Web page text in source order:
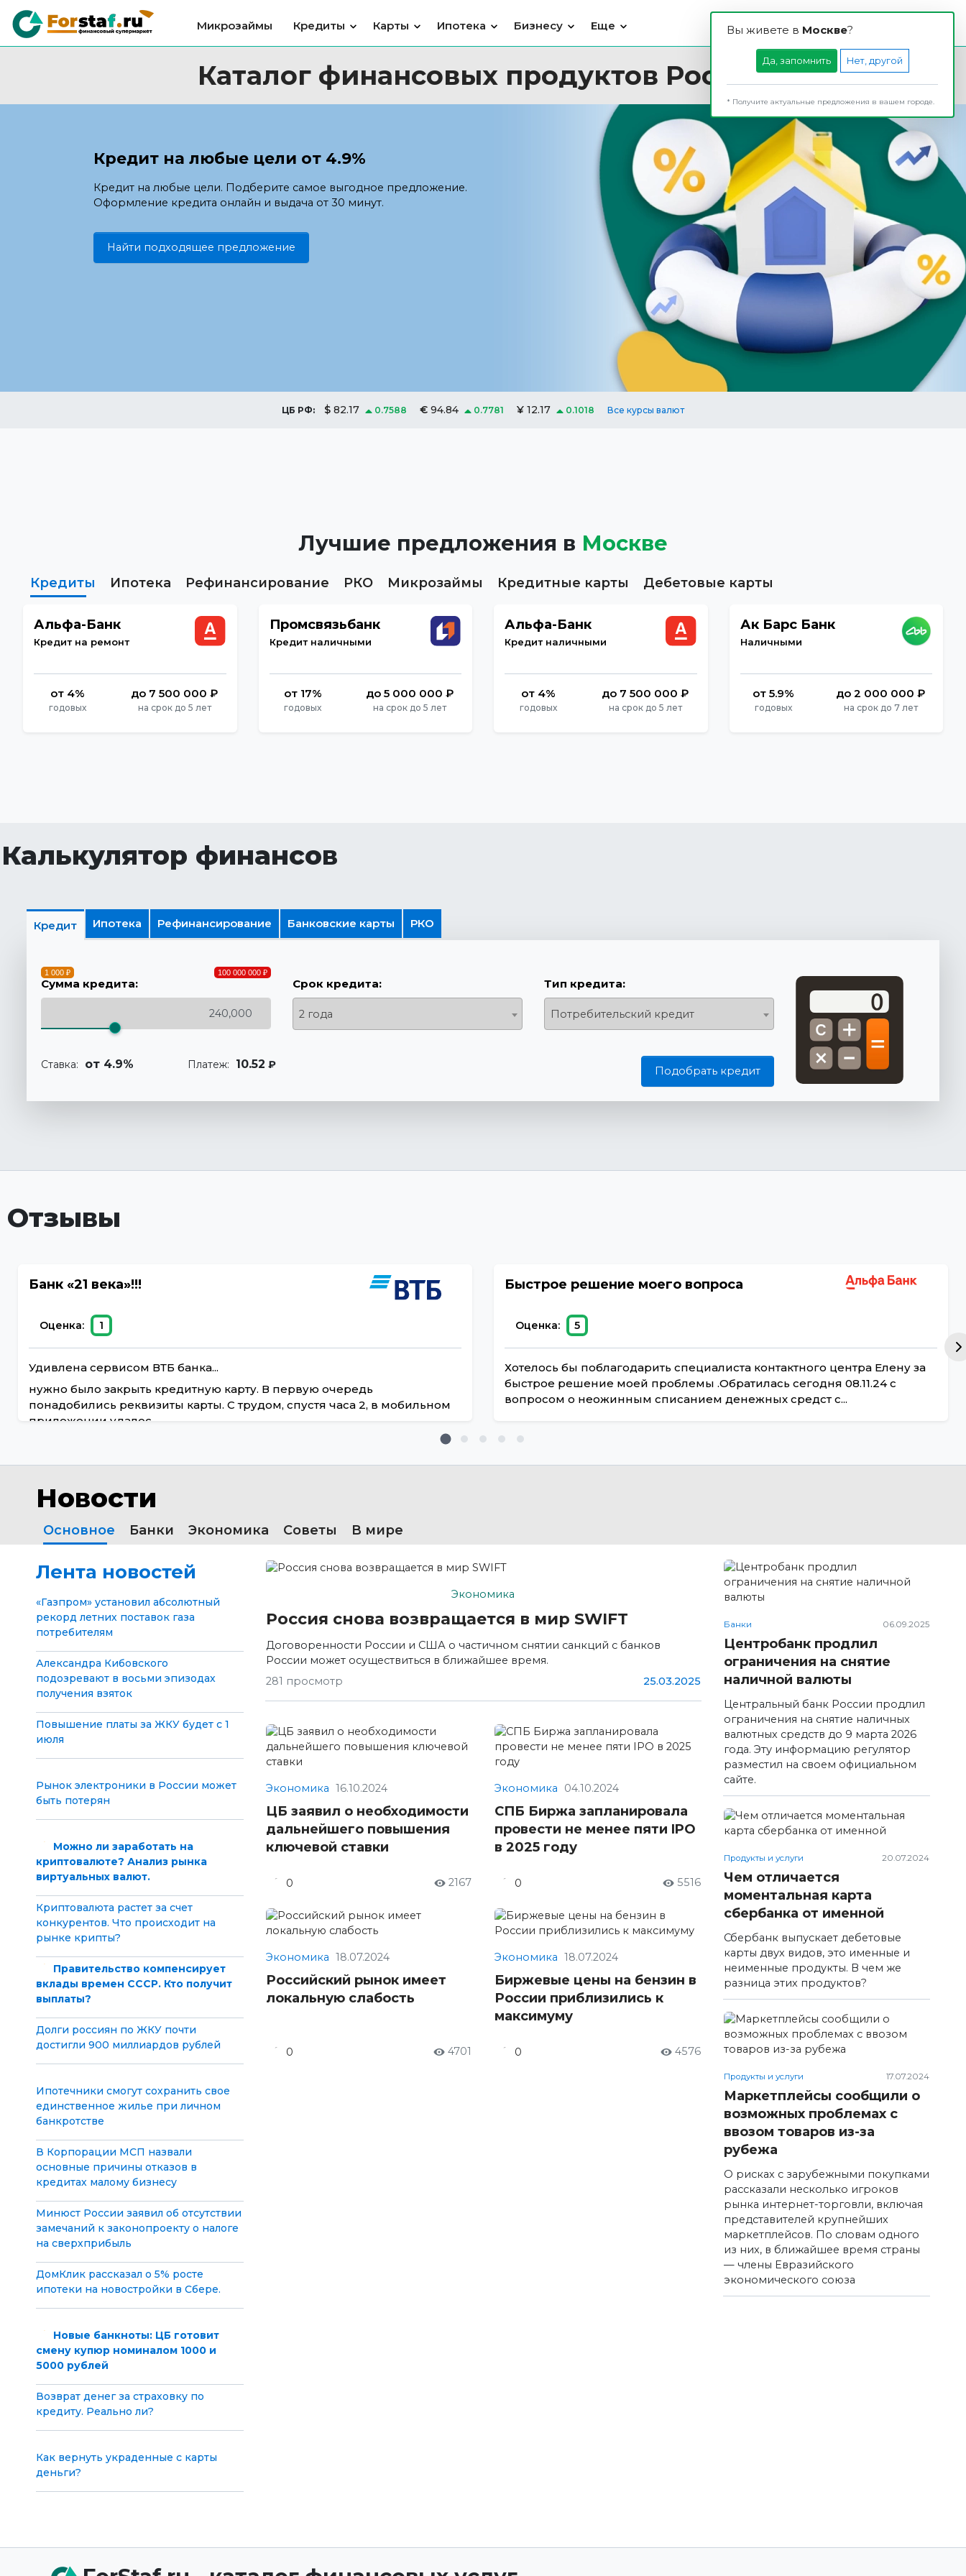
Микрозаймы Кредиты Карты Ипотека Бизнесу Еще Вы живете в Москвe?
Да, запомнить Нет, другой
* Получите актуальные предложения в вашем городе.
Каталог финансовых продуктов России
Кредит на любые цели от 4.9%
Кредит на любые цели. Подберите самое выгодное предложение.
Оформление кредита онлайн и выдача от 30 минут.
Найти подходящее предложение
ЦБ РФ: $ 82.17 0.7588 € 94.84 0.7781 ¥ 12.17 0.1018 Все курсы валют
Лучшие предложения в Москве
Кредиты Ипотека Рефинансирование РКО Микрозаймы Кредитные карты Дебетовые карты
Альфа-Банк
Кредит на ремонт
от 4%
годовых
до 7 500 000 ₽
на срок до 5 лет
Промсвязьбанк
Кредит наличными
от 17%
годовых
до 5 000 000 ₽
на срок до 5 лет
Альфа-Банк
Кредит наличными
от 4%
годовых
до 7 500 000 ₽
на срок до 5 лет
Ак Барс Банк
Наличными
от 5.9%
годовых
до 2 000 000 ₽
на срок до 7 лет
Калькулятор финансов
Кредит Ипотека Рефинансирование Банковские карты РКО
Сумма кредита:
1 000 ₽ 100 000 000 ₽
Срок кредита:
2 года
Тип кредита:
Потребительский кредит
Ставка: от 4.9% Платеж: 10.52 ₽ Подобрать кредит
Отзывы
Банк «21 века»!!!
Оценка: 1
Удивлена сервисом ВТБ банка...
нужно было закрыть кредитную карту. В первую очередь
понадобились реквизиты карты. С трудом, спустя часа 2, в мобильном
приложении удалос...
Быстрое решение моего вопроса
Оценка: 5
Хотелось бы поблагодарить специалиста контактного центра Елену за
быстрое решение моей проблемы .Обратилась сегодня 08.11.24 с
вопросом о неожинным списанием денежных средст с...
Новости
Основное Банки Экономика Советы В мире
Лента новостей
«Газпром» установил абсолютный
рекорд летних поставок газа
потребителям
Александра Кибовского
подозревают в восьми эпизодах
получения взяток
Повышение платы за ЖКУ будет с 1
июля
Рынок электроники в России может
быть потерян
Можно ли заработать на
криптовалюте? Анализ рынка
виртуальных валют.
Криптовалюта растет за счет
конкурентов. Что происходит на
рынке крипты?
Правительство компенсирует
вклады времен СССР. Кто получит
выплаты?
Долги россиян по ЖКУ почти
достигли 900 миллиардов рублей
Ипотечники смогут сохранить свое
единственное жилье при личном
банкротстве
В Корпорации МСП назвали
основные причины отказов в
кредитах малому бизнесу
Минюст России заявил об отсутствии
замечаний к законопроекту о налоге
на сверхприбыль
ДомКлик рассказал о 5% росте
ипотеки на новостройки в Сбере.
Новые банкноты: ЦБ готовит
смену купюр номиналом 1000 и
5000 рублей
Возврат денег за страховку по
кредиту. Реально ли?
Как вернуть украденные с карты
деньги?
Экономика
Россия снова возвращается в мир SWIFT
Договоренности России и США о частичном снятии санкций с банков
России может осуществиться в ближайшее время.
281 просмотр
25.03.2025
Экономика 16.10.2024
ЦБ заявил о необходимости
дальнейшего повышения
ключевой ставки
0 2167
Экономика 04.10.2024
СПБ Биржа запланировала
провести не менее пяти IPO
в 2025 году
0 5516
Экономика 18.07.2024
Российский рынок имеет
локальную слабость
0 4701
Экономика 18.07.2024
Биржевые цены на бензин в
России приблизились к
максимуму
0 4576
Банки 06.09.2025
Центробанк продлил
ограничения на снятие
наличной валюты
Центральный банк России продлил
ограничения на снятие наличных
валютных средств до 9 марта 2026
года. Эту информацию регулятор
разместил на своем официальном
сайте.
Продукты и услуги 20.07.2024
Чем отличается
моментальная карта
сбербанка от именной
Сбербанк выпускает дебетовые
карты двух видов, это именные и
неименные продукты. В чем же
разница этих продуктов?
Продукты и услуги 17.07.2024
Маркетплейсы сообщили о
возможных проблемах с
ввозом товаров из-за
рубежа
О рисках c зарубежными покупками
рассказали несколько игроков
рынка интернет-торговли, включая
представителей крупнейших
маркетплейсов. По словам одного
из них, в ближайшее время страны
— члены Евразийского
экономического союза